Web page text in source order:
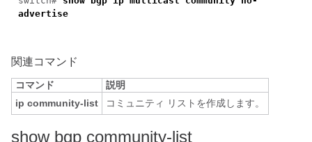
advertise
関連コマンド
コマンド
説明
ip community-list
コミュニティ リストを作成します。
show bgp community-list